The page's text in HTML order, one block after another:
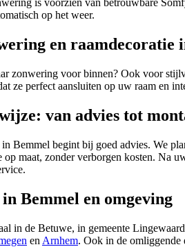
is voorzien van betrouwbare
op het weer.
en raamdecoratie
zonwering voor binnen? Ook voor
ze perfect aansluiten op uw raam en
van advies tot
Bemmel begint bij goed advies. We
op maat, zonder verborgen kosten. Na
Bemmel en omgeving
in de Betuwe, in gemeente
en Arnhem. Ook in de omliggende